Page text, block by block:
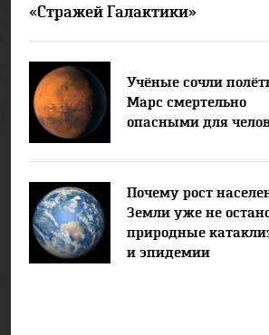
«Стражей Галактики»
Учёные сочли
Марс смертельно
опасными для
Почему рост
Земли уже не
природные
и эпидемии